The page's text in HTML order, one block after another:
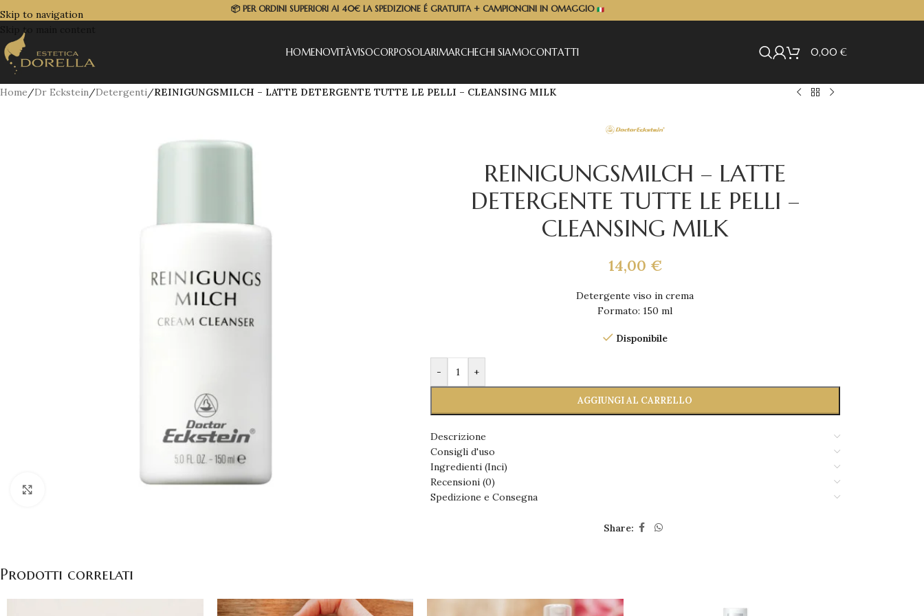
Skip to navigation
Skip to main content
📦 PER ORDINI SUPERIORI AI 40€ LA SPEDIZIONE É GRATUITA + CAMPIONCINI IN OMAGGIO
HOMENOVITÀVISOCORPOSOLARIMARCHECHI SIAMOCONTATTI 0,00 €
Home/Dr Eckstein/Detergenti/REINIGUNGSMILCH – LATTE DETERGENTE TUTTE LE PELLI – CLEANSING MILK
REINIGUNGSMILCH – LATTE
DETERGENTE TUTTE LE PELLI –
CLEANSING MILK
14,00 €
Detergente viso in crema
Formato: 150 ml
Disponibile
- +
AGGIUNGI AL CARRELLO
Descrizione
Consigli d'uso
Ingredienti (Inci)
Recensioni (0)
Spedizione e Consegna
Share:
Prodotti correlati